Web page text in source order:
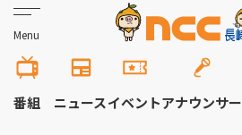
Menu
番組 ニュースイベントアナウンサー